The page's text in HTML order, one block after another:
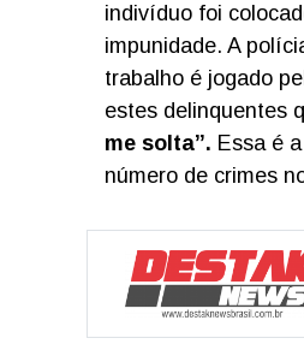
indivíduo foi
impunidade. A
trabalho é jogado
estes delinquentes
me solta”. Essa é
número de crimes